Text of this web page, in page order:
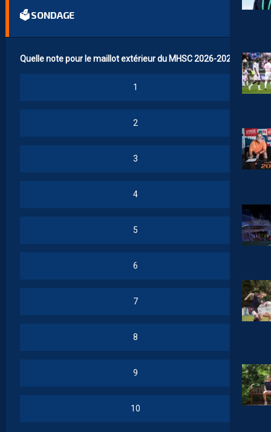
🗳 SONDAGE
Quelle note pour le maillot extérieur du MHSC 2026-2027 ?
1
2
3
4
5
6
7
8
9
10